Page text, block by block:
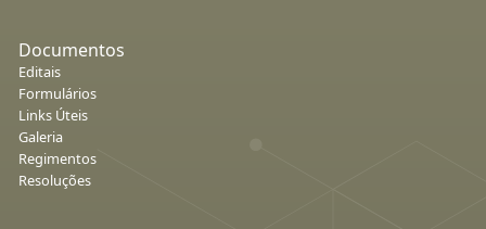
Documentos
Editais
Formulários
Links Úteis
Galeria
Regimentos
Resoluções